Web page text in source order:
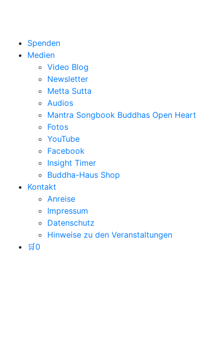
Spenden
Medien
Video Blog
Newsletter
Metta Sutta
Audios
Mantra Songbook Buddhas Open Heart
Fotos
YouTube
Facebook
Insight Timer
Buddha-Haus Shop
Kontakt
Anreise
Impressum
Datenschutz
Hinweise zu den Veranstaltungen
🛒0